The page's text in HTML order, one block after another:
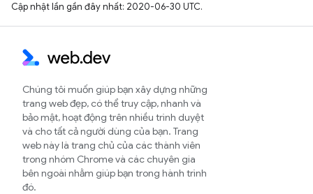
Cập nhật lần gần đây nhất: 2020-06-30 UTC.
Chúng tôi muốn giúp bạn xây dựng những
trang web đẹp, có thể truy cập, nhanh và
bảo mật, hoạt động trên nhiều trình duyệt
và cho tất cả người dùng của bạn. Trang
web này là trang chủ của các thành viên
trong nhóm Chrome và các chuyên gia
bên ngoài nhằm giúp bạn trong hành trình
đó.